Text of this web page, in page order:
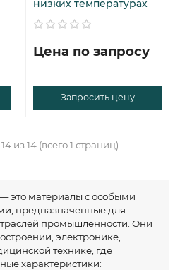
низких температурах
Цена по запросу
Запросить цену
из 14 (всего 1 страниц)
это материалы с особыми
предназначенные для
промышленности. Они
электронике,
технике, где
характеристики: